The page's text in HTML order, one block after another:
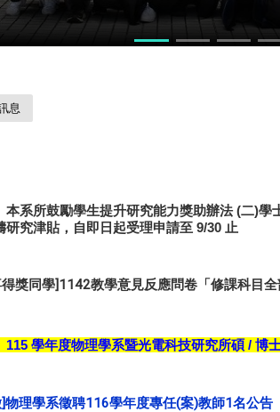
競賽
息
本系所鼓勵學生提升研究能力獎助辦法 (二)
研究津貼，自即日起受理申請至 9/30 止
得獎同學]1142教學意見反應問卷「修課科目
115 學年度物理學系暨光電科技研究所碩 / 博
]物理學系徵聘116學年度專任(案)教師1名公告